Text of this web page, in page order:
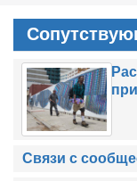
Связи с